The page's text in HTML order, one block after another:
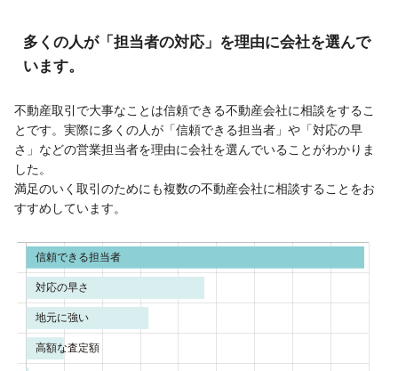
多くの人が「担当者の対応」を理由に会社を選んで
います。
不動産取引で大事なことは信頼できる不動産会社に相談をするこ
とです。実際に多くの人が「信頼できる担当者」や「対応の早
さ」などの営業担当者を理由に会社を選んでいることがわかりま
した。
満足のいく取引のためにも複数の不動産会社に相談することをお
すすめしています。